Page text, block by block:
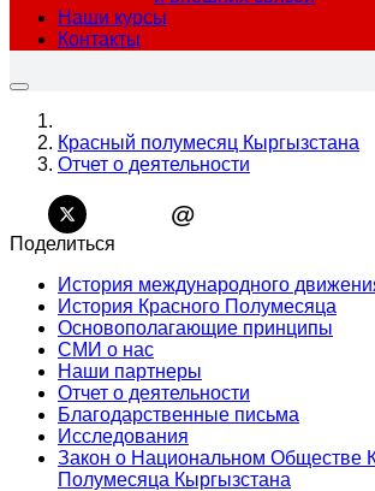
Наши курсы
Контакты
Красный полумесяц Кыргызстана
Отчет о деятельности
@
Поделиться
История международного
История Красного Полумесяца
Основополагающие принципы
СМИ о нас
Наши партнеры
Отчет о деятельности
Благодарственные письма
Исследования
Закон о Национальном Обществе
Полумесяца Кыргызстана